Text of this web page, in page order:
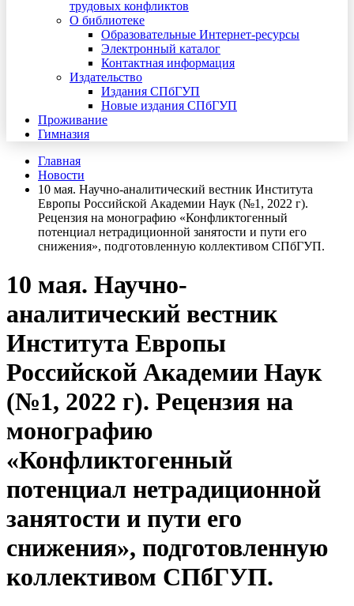
трудовых конфликтов
О библиотеке
Образовательные Интернет-ресурсы
Электронный каталог
Контактная информация
Издательство
Издания СПбГУП
Новые издания СПбГУП
Проживание
Гимназия
Главная
Новости
10 мая. Научно-аналитический вестник Института
Европы Российской Академии Наук (№1, 2022 г).
Рецензия на монографию «Конфликтогенный
потенциал нетрадиционной занятости и пути его
снижения», подготовленную коллективом СПбГУП.
10 мая. Научно-
аналитический вестник
Института Европы
Российской Академии Наук
(№1, 2022 г). Рецензия на
монографию
«Конфликтогенный
потенциал нетрадиционной
занятости и пути его
снижения», подготовленную
коллективом СПбГУП.